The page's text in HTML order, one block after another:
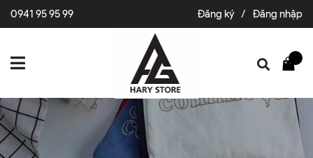
0941 95 95 99 Đăng ký / Đăng nhập